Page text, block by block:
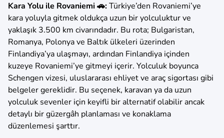
Kara Yolu ile Rovaniemi 🚗:Türkiye’den Rovaniemi’ye
kara yoluyla gitmek oldukça uzun bir yolculuktur ve
yaklaşık 3.500 km civarındadır. Bu rota; Bulgaristan,
Romanya, Polonya ve Baltık ülkeleri üzerinden
Finlandiya’ya ulaşmayı, ardından Finlandiya içinden
kuzeye Rovaniemi’ye gitmeyi içerir. Yolculuk boyunca
Schengen vizesi, uluslararası ehliyet ve araç sigortası gibi
belgeler gereklidir. Bu seçenek, karavan ya da uzun
yolculuk sevenler için keyifli bir alternatif olabilir ancak
detaylı bir güzergâh planlaması ve konaklama
düzenlemesi şarttır.